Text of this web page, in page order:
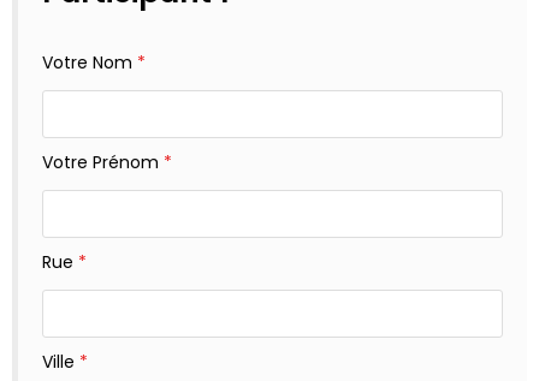
Votre Nom *
Votre Prénom *
Rue *
Ville *